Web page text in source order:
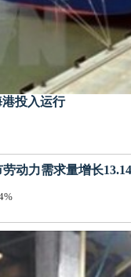
港投入运行
劳动力需求量增长